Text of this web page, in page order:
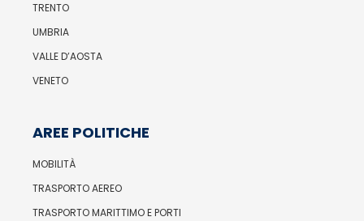
TRENTO
UMBRIA
VALLE D’AOSTA
VENETO
AREE POLITICHE
MOBILITÀ
TRASPORTO AEREO
TRASPORTO MARITTIMO E PORTI